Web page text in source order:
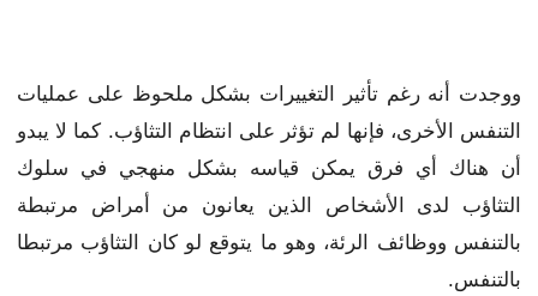
ووجدت أنه رغم تأثير التغييرات بشكل ملحوظ على عمليات
التنفس الأخرى، فإنها لم تؤثر على انتظام التثاؤب. كما لا يبدو
أن هناك أي فرق يمكن قياسه بشكل منهجي في سلوك
التثاؤب لدى الأشخاص الذين يعانون من أمراض مرتبطة
بالتنفس ووظائف الرئة، وهو ما يتوقع لو كان التثاؤب مرتبطا
بالتنفس.